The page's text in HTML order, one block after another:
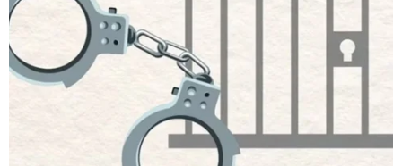
Hội đồng xét xử tại phiên tòa. (Ảnh: Kim Anh/TTXVN)
Sau 4 ngày mở phiên tòa xét xử sơ thẩm, chiều
15/7, Tòa án quân sự Quân khu 7 đã tuyên án
phạt 14 bị cáo trong vụ buôn lậu gần 200 triệu